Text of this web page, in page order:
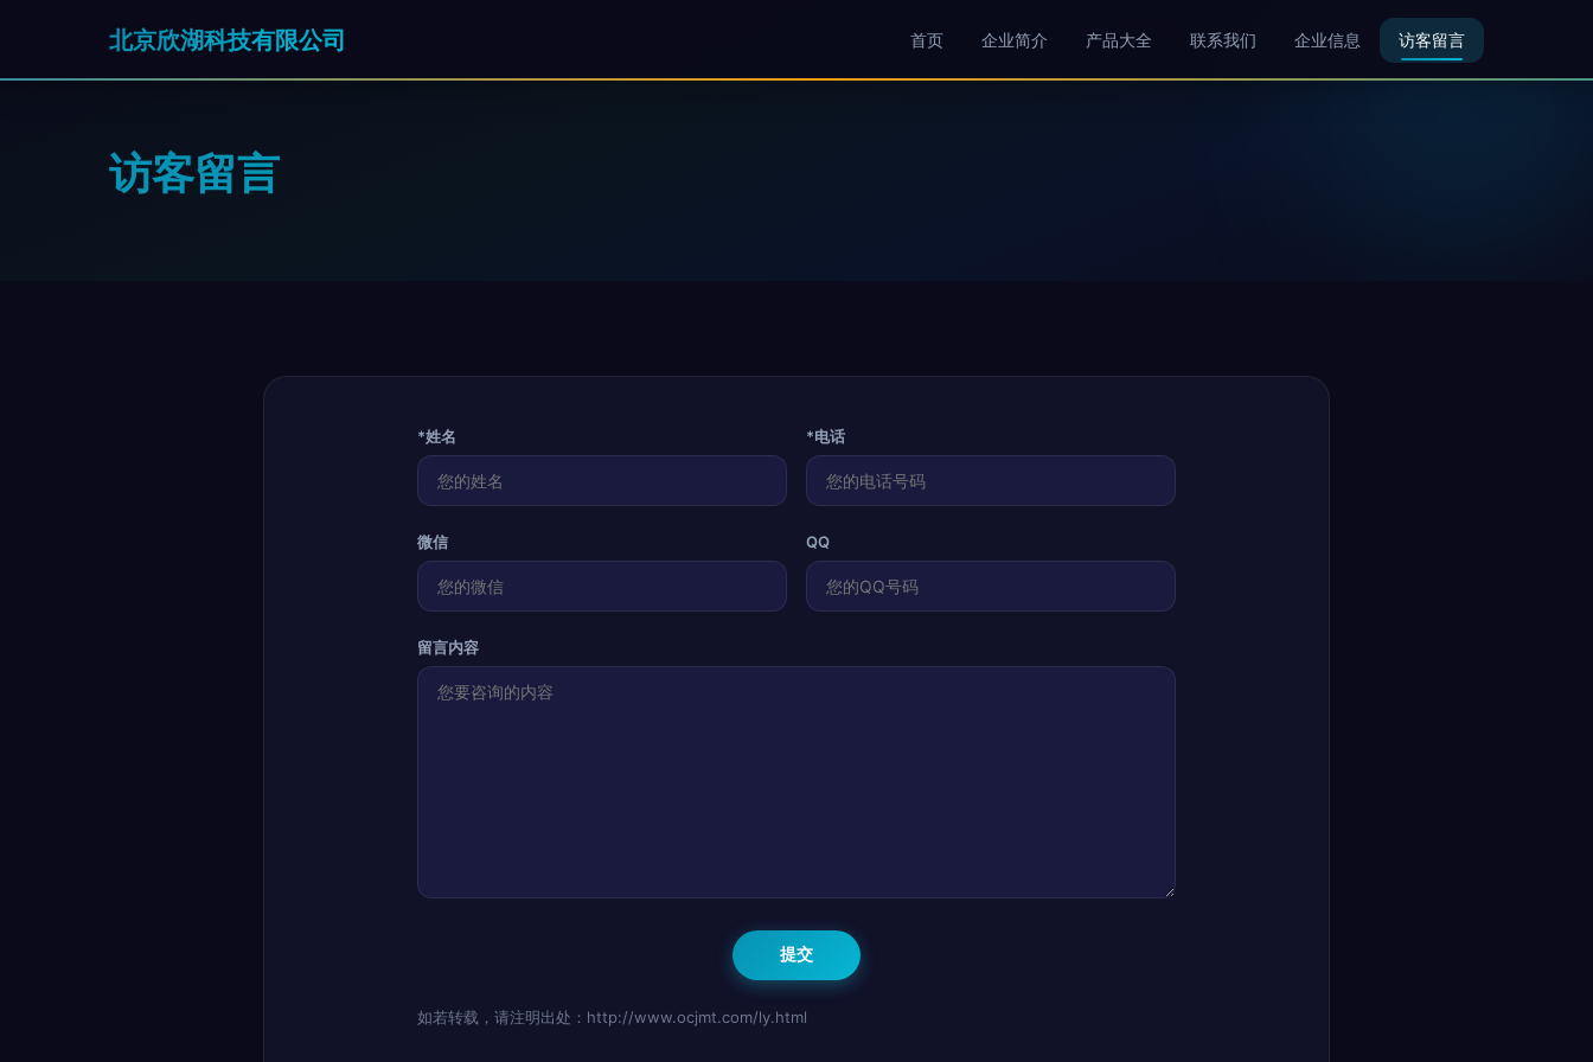
北京欣湖科技有限公司 首页 企业简介 产品大全 联系我们 企业信息 访客留言
访客留言
*姓名 *电话
微信 QQ
留言内容
如若转载，请注明出处：http://www.ocjmt.com/ly.html